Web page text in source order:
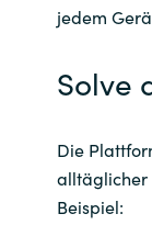
Solve
jedem
Die
alltäglicher
Beispiel: